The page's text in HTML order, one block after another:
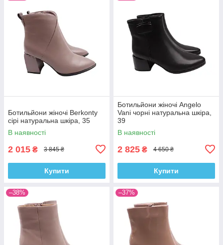
Ботильйони жіночі Berkonty
сірі натуральна шкіра, 35
В наявності
2 015 ₴ 3 845 ₴
Купити
Ботильйони жіночі Angelo
Vani чорні натуральна шкіра,
39
В наявності
2 825 ₴ 4 650 ₴
Купити
–38% –37%